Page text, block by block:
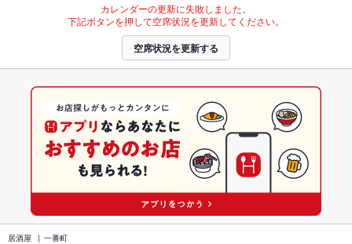
カレンダーの更新に失敗しました。
下記ボタンを押して空席状況を更新してください。
空席状況を更新する
居酒屋 一番町